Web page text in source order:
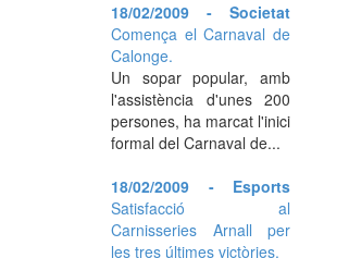
18/02/2009 - Societat
Comença el Carnaval de
Calonge.
Un sopar popular, amb
l'assistència d'unes 200
persones, ha marcat l'inici
formal del Carnaval de...
18/02/2009 - Esports
Satisfacció al
Carnisseries Arnall per
les tres últimes victòries.